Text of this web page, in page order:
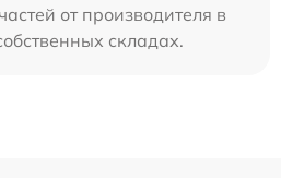
от производителя в
складах.